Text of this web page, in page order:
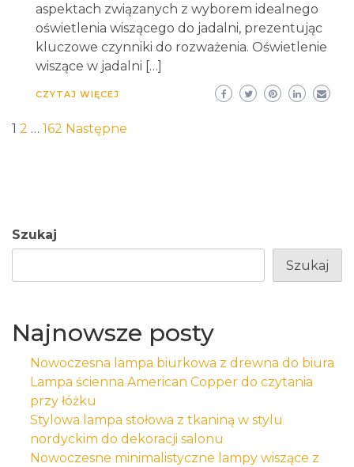
aspektach związanych z wyborem idealnego
oświetlenia wiszącego do jadalni, prezentując
kluczowe czynniki do rozważenia. Oświetlenie
wiszące w jadalni […]
CZYTAJ WIĘCEJ
Stronicowanie
1 2 … 162 Następne
Szukaj
Szukaj
Najnowsze posty
Nowoczesna lampa biurkowa z drewna do biura
Lampa ścienna American Copper do czytania
przy łóżku
Stylowa lampa stołowa z tkaniną w stylu
nordyckim do dekoracji salonu
Nowoczesne minimalistyczne lampy wiszące z